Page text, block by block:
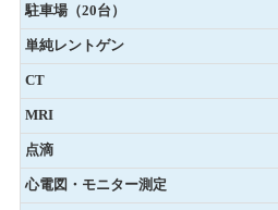
駐車場（20台）
単純レントゲン
CT
MRI
点滴
心電図・モニター測定